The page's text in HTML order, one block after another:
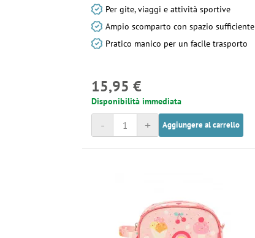
Per gite, viaggi e attività sportive
Ampio scomparto con spazio sufficiente
Pratico manico per un facile trasporto
15,95 €
Disponibilità immediata
+
- Aggiungere al carrello